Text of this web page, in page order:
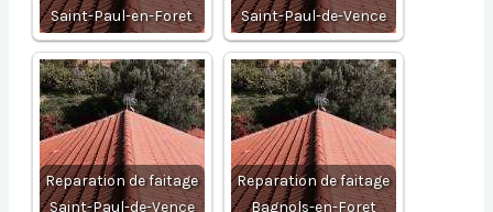
Saint-Paul-en-Foret
Saint-Paul-de-Vence
Reparation de faitage
Saint-Paul-de-Vence
Reparation de faitage
Bagnols-en-Foret